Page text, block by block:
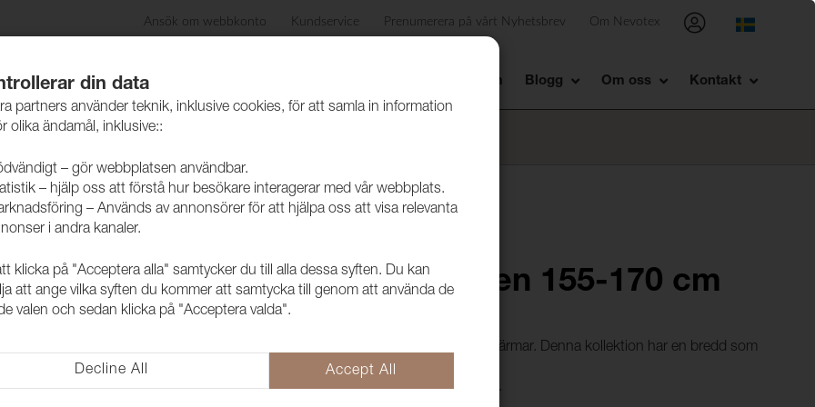
Ansök om webbkonto Kundservice Prenumerera på vårt Nyhetsbrev Om Nevotex
Produkter Skötselråd Showroom Blogg Om oss Kontakt
Tyg Pearl 0019 Linen 155-170 cm
9932003
Pearl går att använda till möbler och kontorsskärmar. Denna kollektion har en bredd som
kan variera mellan 155-170 cm.
Brända färgtoner med en metall liknande finish.
din data
partners använder teknik, inklusive cookies, för att samla in information
olika ändamål, inklusive::
– gör webbplatsen användbar.
– hjälp oss att förstå hur besökare interagerar med vår webbplats.
– Används av annonsörer för att hjälpa oss att visa relevanta
i andra kanaler.
klicka på "Acceptera alla" samtycker du till alla dessa syften. Du kan
att ange vilka syften du kommer att samtycka till genom att använda de
valen och sedan klicka på "Acceptera valda".
Decline All Accept All